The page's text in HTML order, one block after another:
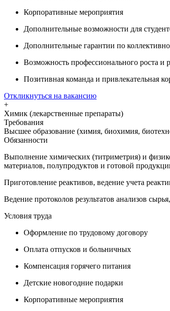
Корпоративные мероприятия
Дополнительные возможности для
Дополнительные гарантии по
Возможность профессионального роста и
Позитивная команда и привлекательная
Откликнуться на вакансию
+
Химик (лекарственные препараты)
Требования
Высшее образование (химия, биохимия,
Обязанности
Выполнение химических (титриметрия) и
материалов, полупродуктов и готовой
Приготовление реактивов, ведение учета
Ведение протоколов результатов анализов
Условия труда
Оформление по трудовому договору
Оплата отпусков и больничных
Компенсация горячего питания
Детские новогодние подарки
Корпоративные мероприятия